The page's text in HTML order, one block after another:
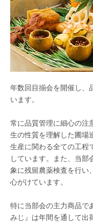
年数回目揃会を開催し、
います。
常に品質管理に細心の注
生の性質を理解した圃場
生産に関わる全ての工程
しています。また、当部
象に残留農薬検査を行い
心がけています。
特に当部会の主力商品で
みじ』は年間を通して出